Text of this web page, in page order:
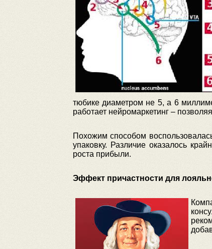
тюбике диаметром не 5, а 6
работает нейромаркетинг –
Похожим способом
упаковку. Различие оказалось
роста прибыли.
Эффект причастности для